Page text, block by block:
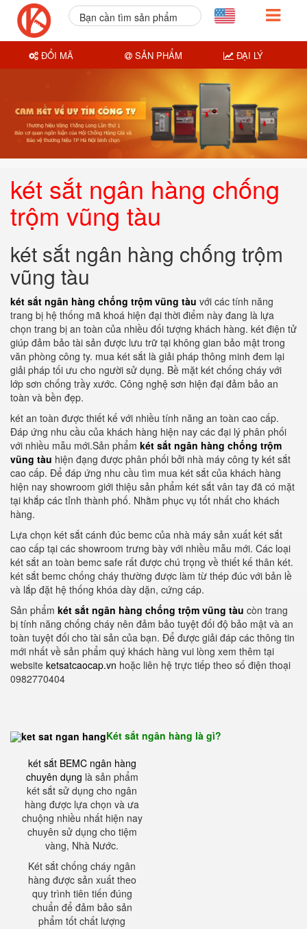
két sắt ngân hàng chống
trộm vũng tàu
két sắt ngân hàng chống trộm
vũng tàu
két sắt ngân hàng chống trộm vũng tàu với các tính năng
trang bị hệ thống mã khoá hiện đại thời điểm này đang là lựa
chọn trang bị an toàn của nhiều đối tượng khách hàng. két điện tử
giúp đảm bảo tài sản được lưu trữ tại không gian bảo mật trong
văn phòng công ty. mua két sắt là giải pháp thông minh đem lại
giải pháp tối ưu cho người sử dụng. Bề mặt két chống cháy với
lớp sơn chống trầy xước. Công nghệ sơn hiện đại đảm bảo an
toàn và bền đẹp.
két an toàn được thiết kế với nhiều tính năng an toàn cao cấp.
Đáp ứng nhu cầu của khách hàng hiện nay các đại lý phân phối
với nhiều mẫu mới.Sản phẩm két sắt ngân hàng chống trộm
vũng tàu hiện đạng được phân phối bởi nhà máy công ty két sắt
cao cấp. Để đáp ứng nhu cầu tìm mua két sắt của khách hàng
hiện nay showroom giới thiệu sản phẩm két sắt vân tay đã có mặt
tại khắp các tỉnh thành phố. Nhằm phục vụ tốt nhất cho khách
hàng.
Lựa chọn két sắt cánh đúc bemc của nhà máy sản xuất két sắt
cao cấp tại các showroom trưng bày với nhiều mẫu mới. Các loại
két sắt an toàn bemc safe rất được chú trọng về thiết kế thân két.
két sắt bemc chống cháy thường được làm từ thép đúc với bản lề
và lắp đặt hệ thống khóa dày dặn, cứng cáp.
Sản phẩm két sắt ngân hàng chống trộm vũng tàu còn trang
bị tính năng chống cháy nên đảm bảo tuyệt đối độ bảo mật và an
toàn tuyệt đối cho tài sản của bạn. Để được giải đáp các thông tin
mới nhất về sản phẩm quý khách hàng vui lòng xem thêm tại
website ketsatcaocap.vn hoặc liên hệ trực tiếp theo số điện thoại
0982770404
Két sắt ngân hàng là gì?
két sắt BEMC ngân hàng
chuyên dụng là sản phẩm
két sắt sử dụng cho ngân
hàng được lựa chọn và ưa
chuộng nhiều nhất hiện nay
chuyên sử dụng cho tiệm
vàng, Nhà Nước.
Két sắt chống cháy ngân
hàng được sản xuất theo
quy trình tiên tiến đúng
chuẩn để đảm bảo sản
phẩm tốt chất lượng
Bạn cần tìm sản phẩm
ĐỔI MÃ SẢN PHẨM ĐẠI LÝ